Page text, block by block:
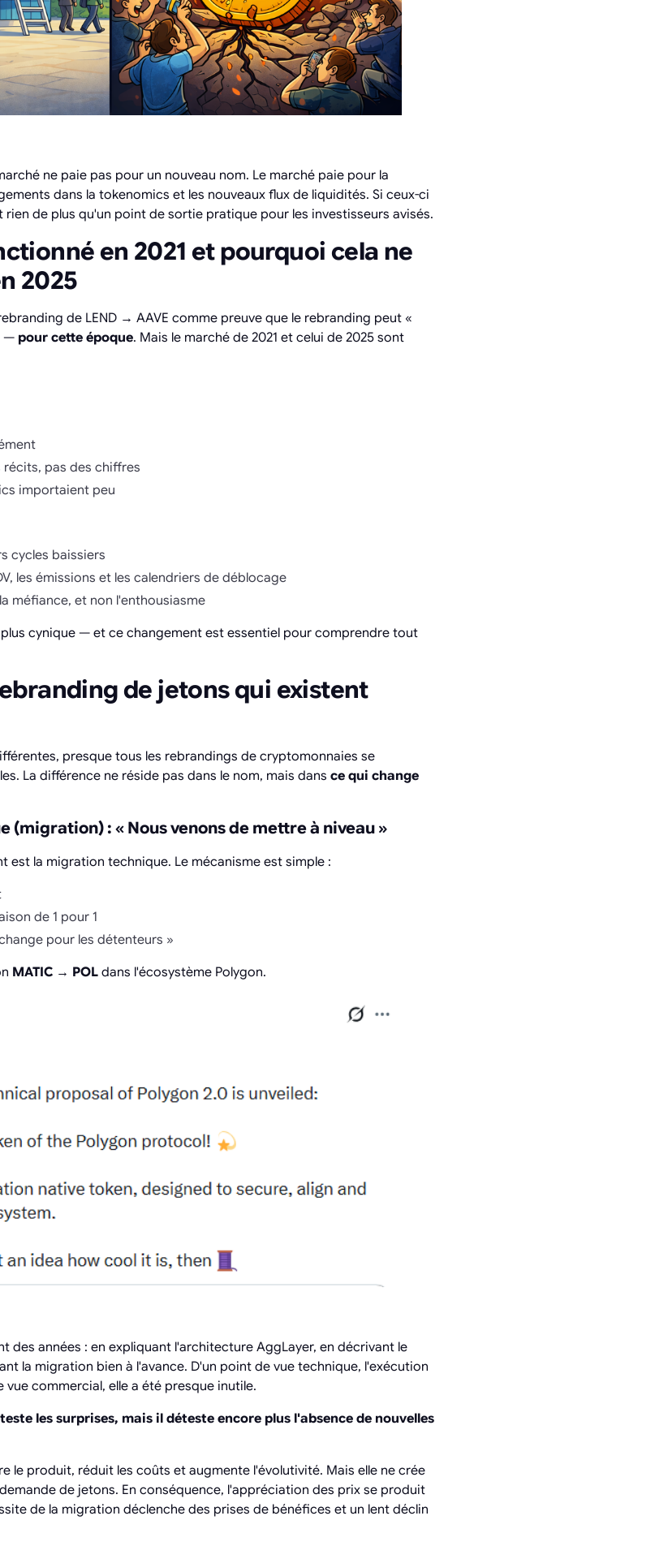
ne paie pas pour un nouveau nom. Le marché paie pour la
dans la tokenomics et les nouveaux flux de liquidités. Si ceux-ci
de plus qu'un point de sortie pratique pour les investisseurs avisés.
en 2021 et pourquoi cela ne
2025
de LEND → AAVE comme preuve que le rebranding peut «
— pour cette époque. Mais le marché de 2021 et celui de 2025 sont
pas des chiffres
importaient peu
cycles baissiers
les émissions et les calendriers de déblocage
méfiance, et non l'enthousiasme
cynique — et ce changement est essentiel pour comprendre tout
de jetons qui existent
presque tous les rebrandings de cryptomonnaies se
La différence ne réside pas dans le nom, mais dans ce qui change
(migration) : « Nous venons de mettre à niveau »
est la migration technique. Le mécanisme est simple :
de 1 pour 1
pour les détenteurs »
MATIC → POL dans l'écosystème Polygon.
des années : en expliquant l'architecture AggLayer, en décrivant le
la migration bien à l'avance. D'un point de vue technique, l'exécution
commercial, elle a été presque inutile.
les surprises, mais il déteste encore plus l'absence de nouvelles
le produit, réduit les coûts et augmente l'évolutivité. Mais elle ne crée
de jetons. En conséquence, l'appréciation des prix se produit
de la migration déclenche des prises de bénéfices et un lent déclin